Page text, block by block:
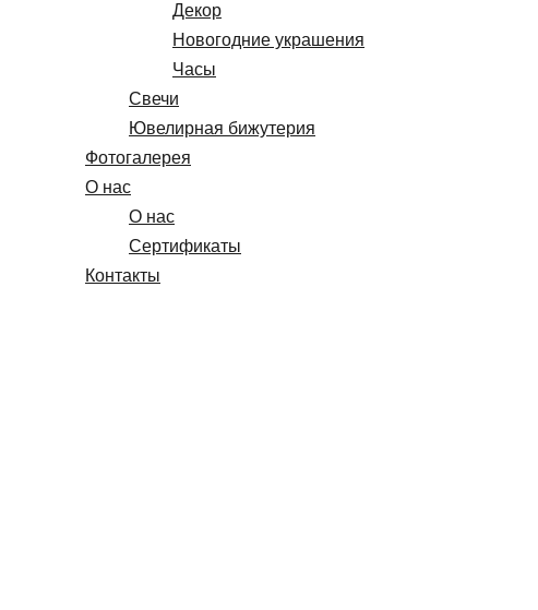
Декор
Новогодние украшения
Часы
Свечи
Ювелирная бижутерия
Фотогалерея
О нас
О нас
Сертификаты
Контакты